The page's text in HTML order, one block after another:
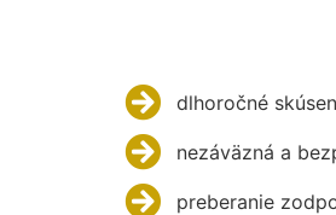
dlhoročné
nezáväzná a
preberanie